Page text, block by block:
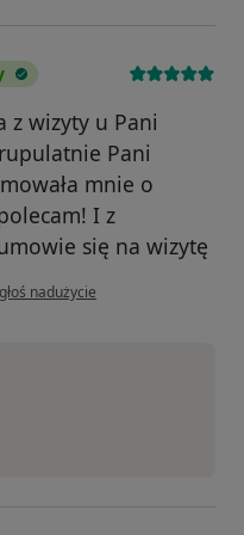
z wizyty u Pani
Pani
mnie o
I z
się na wizytę
opinii użytkownika Sylwia
nadużycie